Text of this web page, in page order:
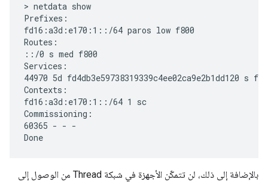
> netdata show
Prefixes:
fd16:a3d:e170:1::/64 paros low f800
Routes:
::/0 s med f800
Services:
44970 5d fd4db3e59738319339c4ee02ca9e2b1dd120 s
Contexts:
fd16:a3d:e170:1::/64 1 sc
Commissioning:
60365 - - -
بالإضافة إلى ذلك، لن تتمكّن الأجهزة في شبكة Thread من الوصول إلى